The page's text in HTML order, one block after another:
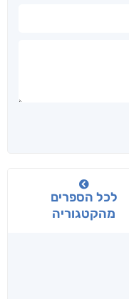
לכל הספרים
מהקטגוריה